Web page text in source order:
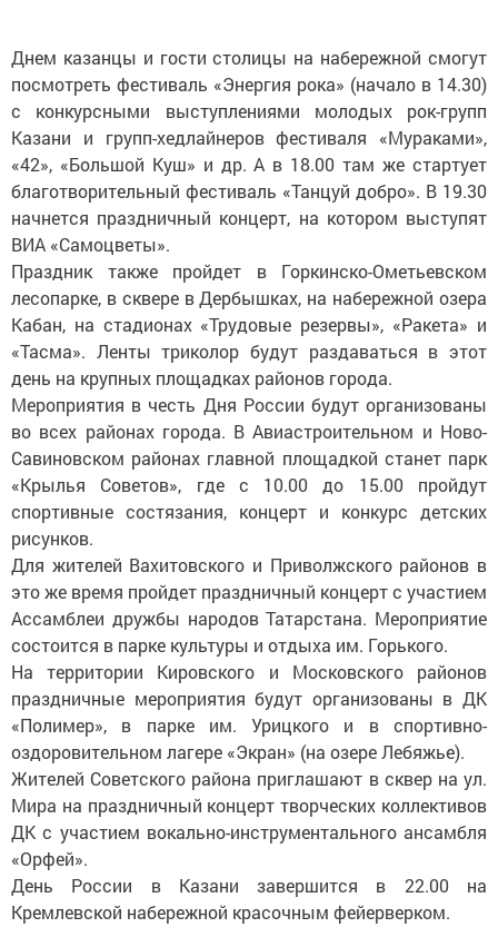
Днем казанцы и гости столицы на набережной смогут
посмотреть фестиваль «Энергия рока» (начало в 14.30)
с конкурсными выступлениями молодых рок-групп
Казани и групп-хедлайнеров фестиваля «Мураками»,
«42», «Большой Куш» и др. А в 18.00 там же стартует
благотворительный фестиваль «Танцуй добро». В 19.30
начнется праздничный концерт, на котором выступят
ВИА «Самоцветы».
Праздник также пройдет в Горкинско-Ометьевском
лесопарке, в сквере в Дербышках, на набережной озера
Кабан, на стадионах «Трудовые резервы», «Ракета» и
«Тасма». Ленты триколор будут раздаваться в этот
день на крупных площадках районов города.
Мероприятия в честь Дня России будут организованы
во всех районах города. В Авиастроительном и Ново-
Савиновском районах главной площадкой станет парк
«Крылья Советов», где с 10.00 до 15.00 пройдут
спортивные состязания, концерт и конкурс детских
рисунков.
Для жителей Вахитовского и Приволжского районов в
это же время пройдет праздничный концерт с участием
Ассамблеи дружбы народов Татарстана. Мероприятие
состоится в парке культуры и отдыха им. Горького.
На территории Кировского и Московского районов
праздничные мероприятия будут организованы в ДК
«Полимер», в парке им. Урицкого и в спортивно-
оздоровительном лагере «Экран» (на озере Лебяжье).
Жителей Советского района приглашают в сквер на ул.
Мира на праздничный концерт творческих коллективов
ДК с участием вокально-инструментального ансамбля
«Орфей».
День России в Казани завершится в 22.00 на
Кремлевской набережной красочным фейерверком.